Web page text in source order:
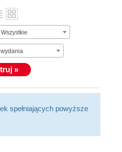
Wszystkie
wydania
»
spełniających powyższe